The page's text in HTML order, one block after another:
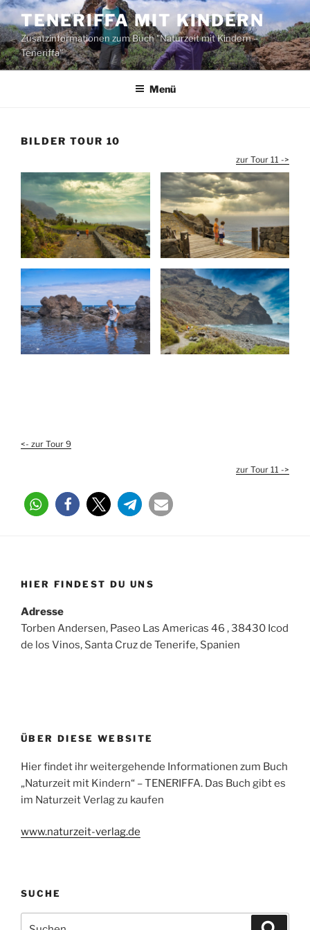
Zum
Inhalt
springen
TENERIFFA MIT KINDERN
Zusatzinformationen zum Buch "Naturzeit mit Kindern –
Teneriffa"
Menü
BILDER TOUR 10
zur Tour 11 ->
<- zur Tour 9
zur Tour 11 ->
HIER FINDEST DU UNS
Adresse
Torben Andersen, Paseo Las Americas 46 , 38430 Icod
de los Vinos, Santa Cruz de Tenerife, Spanien
ÜBER DIESE WEBSITE
Hier findet ihr weitergehende Informationen zum Buch
„Naturzeit mit Kindern“ – TENERIFFA. Das Buch gibt es
im Naturzeit Verlag zu kaufen
www.naturzeit-verlag.de
SUCHE